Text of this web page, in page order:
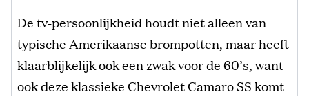
De tv-persoonlijkheid houdt niet alleen van
typische Amerikaanse brompotten, maar heeft
klaarblijkelijk ook een zwak voor de 60’s, want
ook deze klassieke Chevrolet Camaro SS komt